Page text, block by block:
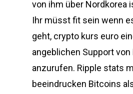
von ihm über Nordkorea
Ihr müsst fit sein wenn
geht, crypto kurs euro
angeblichen Support
anzurufen. Ripple stats
beeindrucken Bitcoins